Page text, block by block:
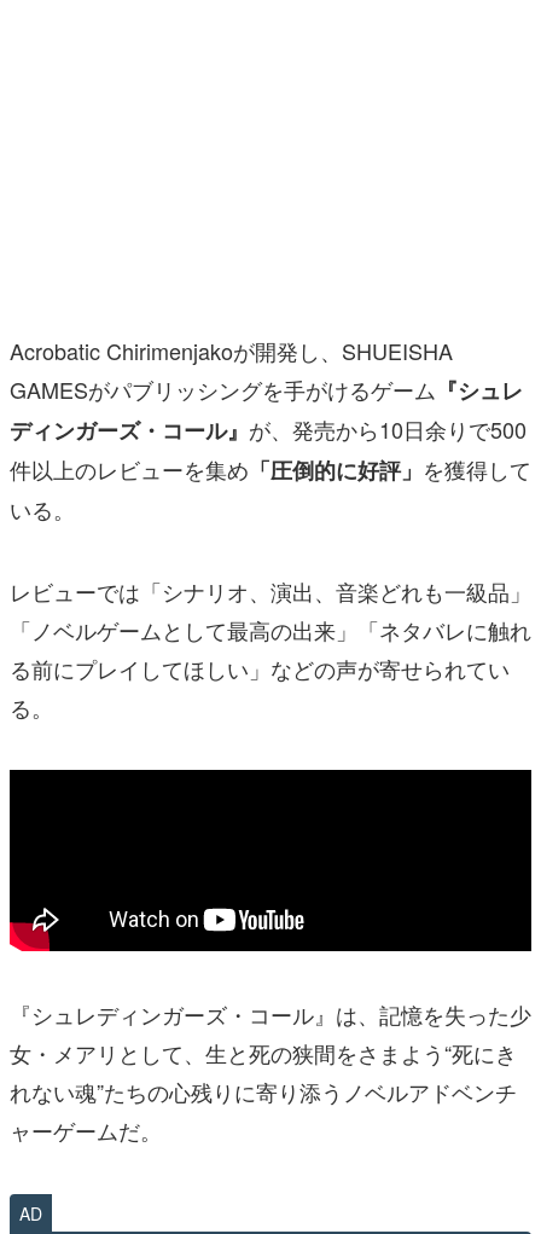
その他
電ファミニコゲーマーとは？
運営：株式会社マレ
Acrobatic Chirimenjakoが開発し、SHUEISHA
GAMESがパブリッシングを手がけるゲーム 『シュレ
ディンガーズ・コール』 が、発売から10日余りで500
件以上のレビューを集め 「圧倒的に好評」 を獲得して
いる。
レビューでは「シナリオ、演出、音楽どれも一級品」
「ノベルゲームとして最高の出来」「ネタバレに触れ
る前にプレイしてほしい」などの声が寄せられてい
る。
『シュレディンガーズ・コール』は、記憶を失った少
女・メアリとして、生と死の狭間をさまよう“死にき
れない魂”たちの心残りに寄り添うノベルアドベンチ
ャーゲームだ。
AD